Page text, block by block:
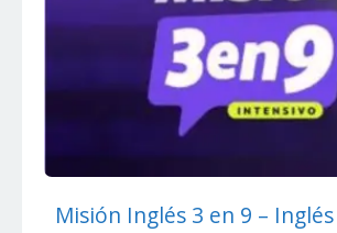
Misión Inglés 3 en 9 – Inglés